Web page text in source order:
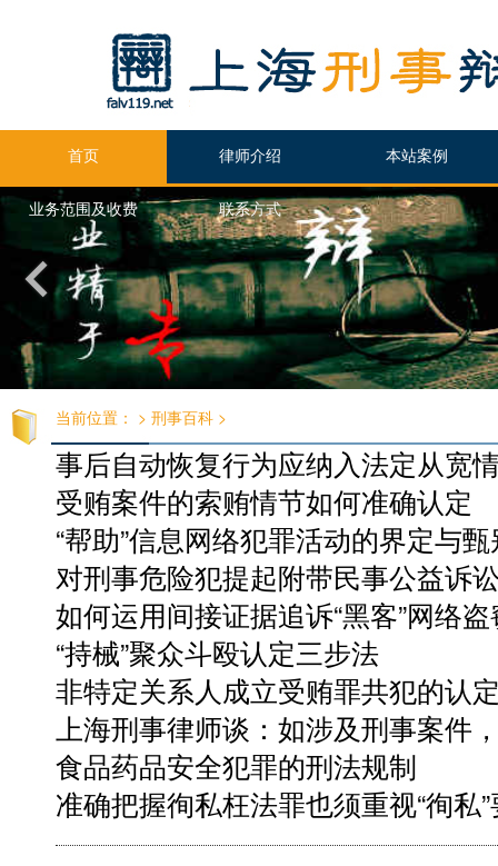
首页 律师介绍 本站案例
业务范围及收费 联系方式
当前位置： > 刑事百科 >
事后自动恢复行为应纳入法定从宽
受贿案件的索贿情节如何准确认定
“帮助”信息网络犯罪活动的界定与
对刑事危险犯提起附带民事公益诉
如何运用间接证据追诉“黑客”网络
“持械”聚众斗殴认定三步法
非特定关系人成立受贿罪共犯的认
上海刑事律师谈：如涉及刑事案件
食品药品安全犯罪的刑法规制
准确把握徇私枉法罪也须重视“徇私